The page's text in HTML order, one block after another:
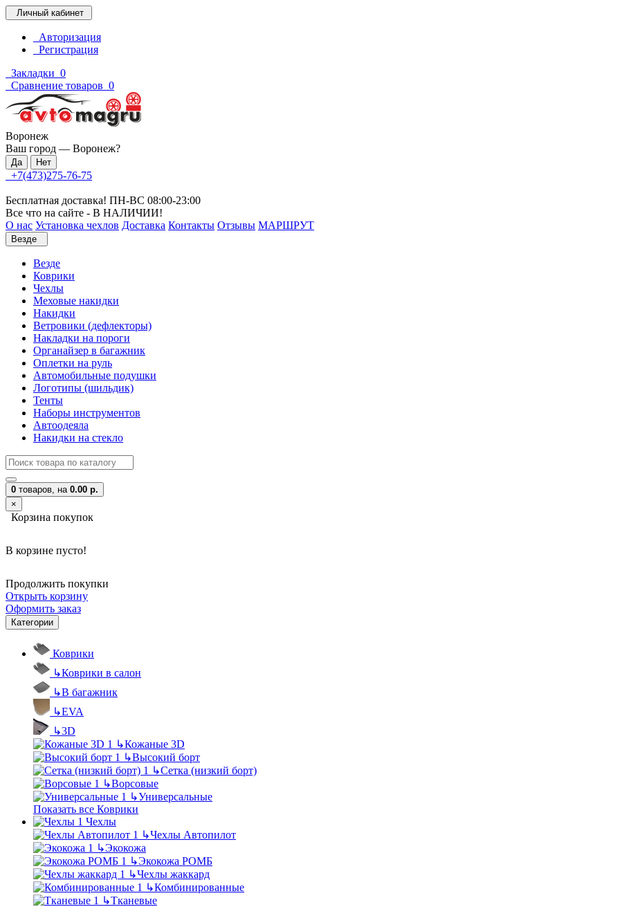
Личный кабинет
Авторизация
Регистрация
Закладки 0
Сравнение товаров 0
Воронеж
Ваш город — Воронеж?
+7(473)275-76-75
Бесплатная доставка! ПН-ВС 08:00-23:00
Все что на сайте - В НАЛИЧИИ!
О нас Установка чехлов Доставка Контакты Отзывы МАРШРУТ
Везде
Везде
Коврики
Чехлы
Меховые накидки
Накидки
Ветровики (дефлекторы)
Накладки на пороги
Органайзер в багажник
Оплетки на руль
Автомобильные подушки
Логотипы (шильдик)
Тенты
Наборы инструментов
Автоодеяла
Накидки на стекло
0 товаров, на 0.00 р.
×
Корзина покупок
В корзине пусто!
Продолжить покупки
Открыть корзину
Оформить заказ
Категории
Коврики
↳Коврики в салон
↳В багажник
↳EVA
↳3D
↳Кожаные 3D
↳Высокий борт
↳Сетка (низкий борт)
↳Ворсовые
↳Универсальные
Показать все Коврики
Чехлы
↳Чехлы Автопилот
↳Экокожа
↳Экокожа РОМБ
↳Чехлы жаккард
↳Комбинированные
↳Тканевые